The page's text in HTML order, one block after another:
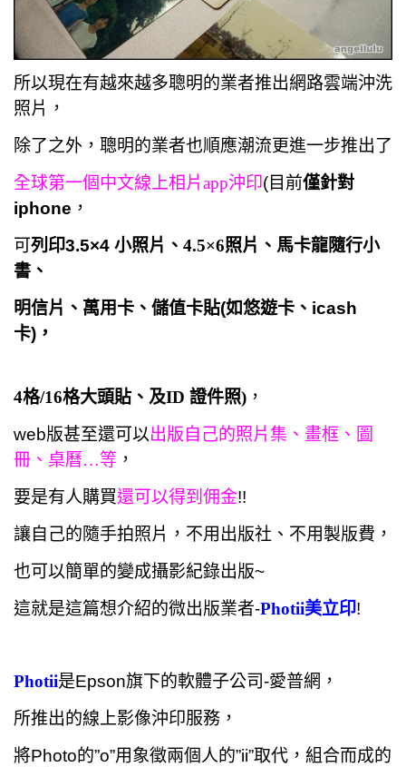
所以現在有越來越多聰明的業者推出網路雲端沖洗
照片，
除了之外，聰明的業者也順應潮流更進一步推出了
全球第一個中文線上相片app沖印(目前僅針對
iphone ，
可 列印3.5×4 小照片、 4.5×6照片、 馬卡龍隨行小
書、
明信片、萬用卡、儲值卡貼(如悠遊卡、icash
卡)，
4格/16格大頭貼、及ID 證件照) ，
web版甚至還可以出版自己的照片集、畫框、圖
冊、桌曆…等 ，
要是有人購買還可以得到佣金!!
讓自己的隨手拍照片，不用出版社、不用製版費，
也可以簡單的變成攝影紀錄出版~
這就是這篇想介紹的微出版業者-Photii美立印!
Photii是Epson旗下的軟體子公司-愛普網 ，
所推出的線上影像沖印服務，
將Photo的”o”用象徵兩個人的”ii”取代，組合而成的